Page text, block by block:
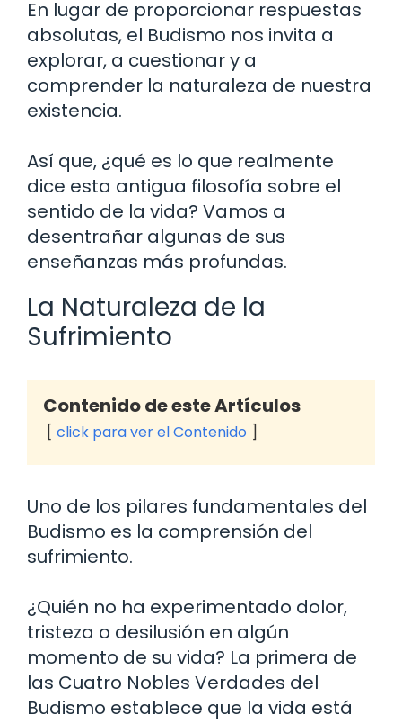
En lugar de proporcionar respuestas
absolutas, el Budismo nos invita a
explorar, a cuestionar y a
comprender la naturaleza de nuestra
existencia.
Así que, ¿qué es lo que realmente
dice esta antigua filosofía sobre el
sentido de la vida? Vamos a
desentrañar algunas de sus
enseñanzas más profundas.
La Naturaleza de la
Sufrimiento
Contenido de este Artículos
click para ver el Contenido
Uno de los pilares fundamentales del
Budismo es la comprensión del
sufrimiento.
¿Quién no ha experimentado dolor,
tristeza o desilusión en algún
momento de su vida? La primera de
las Cuatro Nobles Verdades del
Budismo establece que la vida está